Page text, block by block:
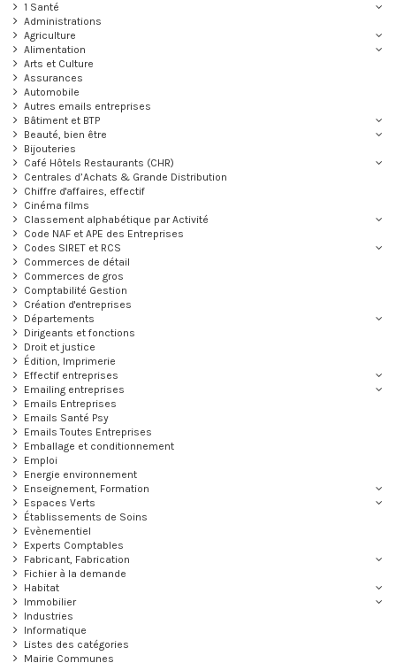
1 Santé
Administrations
Agriculture
Alimentation
Arts et Culture
Assurances
Automobile
Autres emails entreprises
Bâtiment et BTP
Beauté, bien être
Bijouteries
Café Hôtels Restaurants (CHR)
Centrales d’Achats & Grande Distribution
Chiffre d'affaires, effectif
Cinéma films
Classement alphabétique par Activité
Code NAF et APE des Entreprises
Codes SIRET et RCS
Commerces de détail
Commerces de gros
Comptabilité Gestion
Création d'entreprises
Départements
Dirigeants et fonctions
Droit et justice
Édition, Imprimerie
Effectif entreprises
Emailing entreprises
Emails Entreprises
Emails Santé Psy
Emails Toutes Entreprises
Emballage et conditionnement
Emploi
Energie environnement
Enseignement, Formation
Espaces Verts
Établissements de Soins
Evènementiel
Experts Comptables
Fabricant, Fabrication
Fichier à la demande
Habitat
Immobilier
Industries
Informatique
Listes des catégories
Mairie Communes